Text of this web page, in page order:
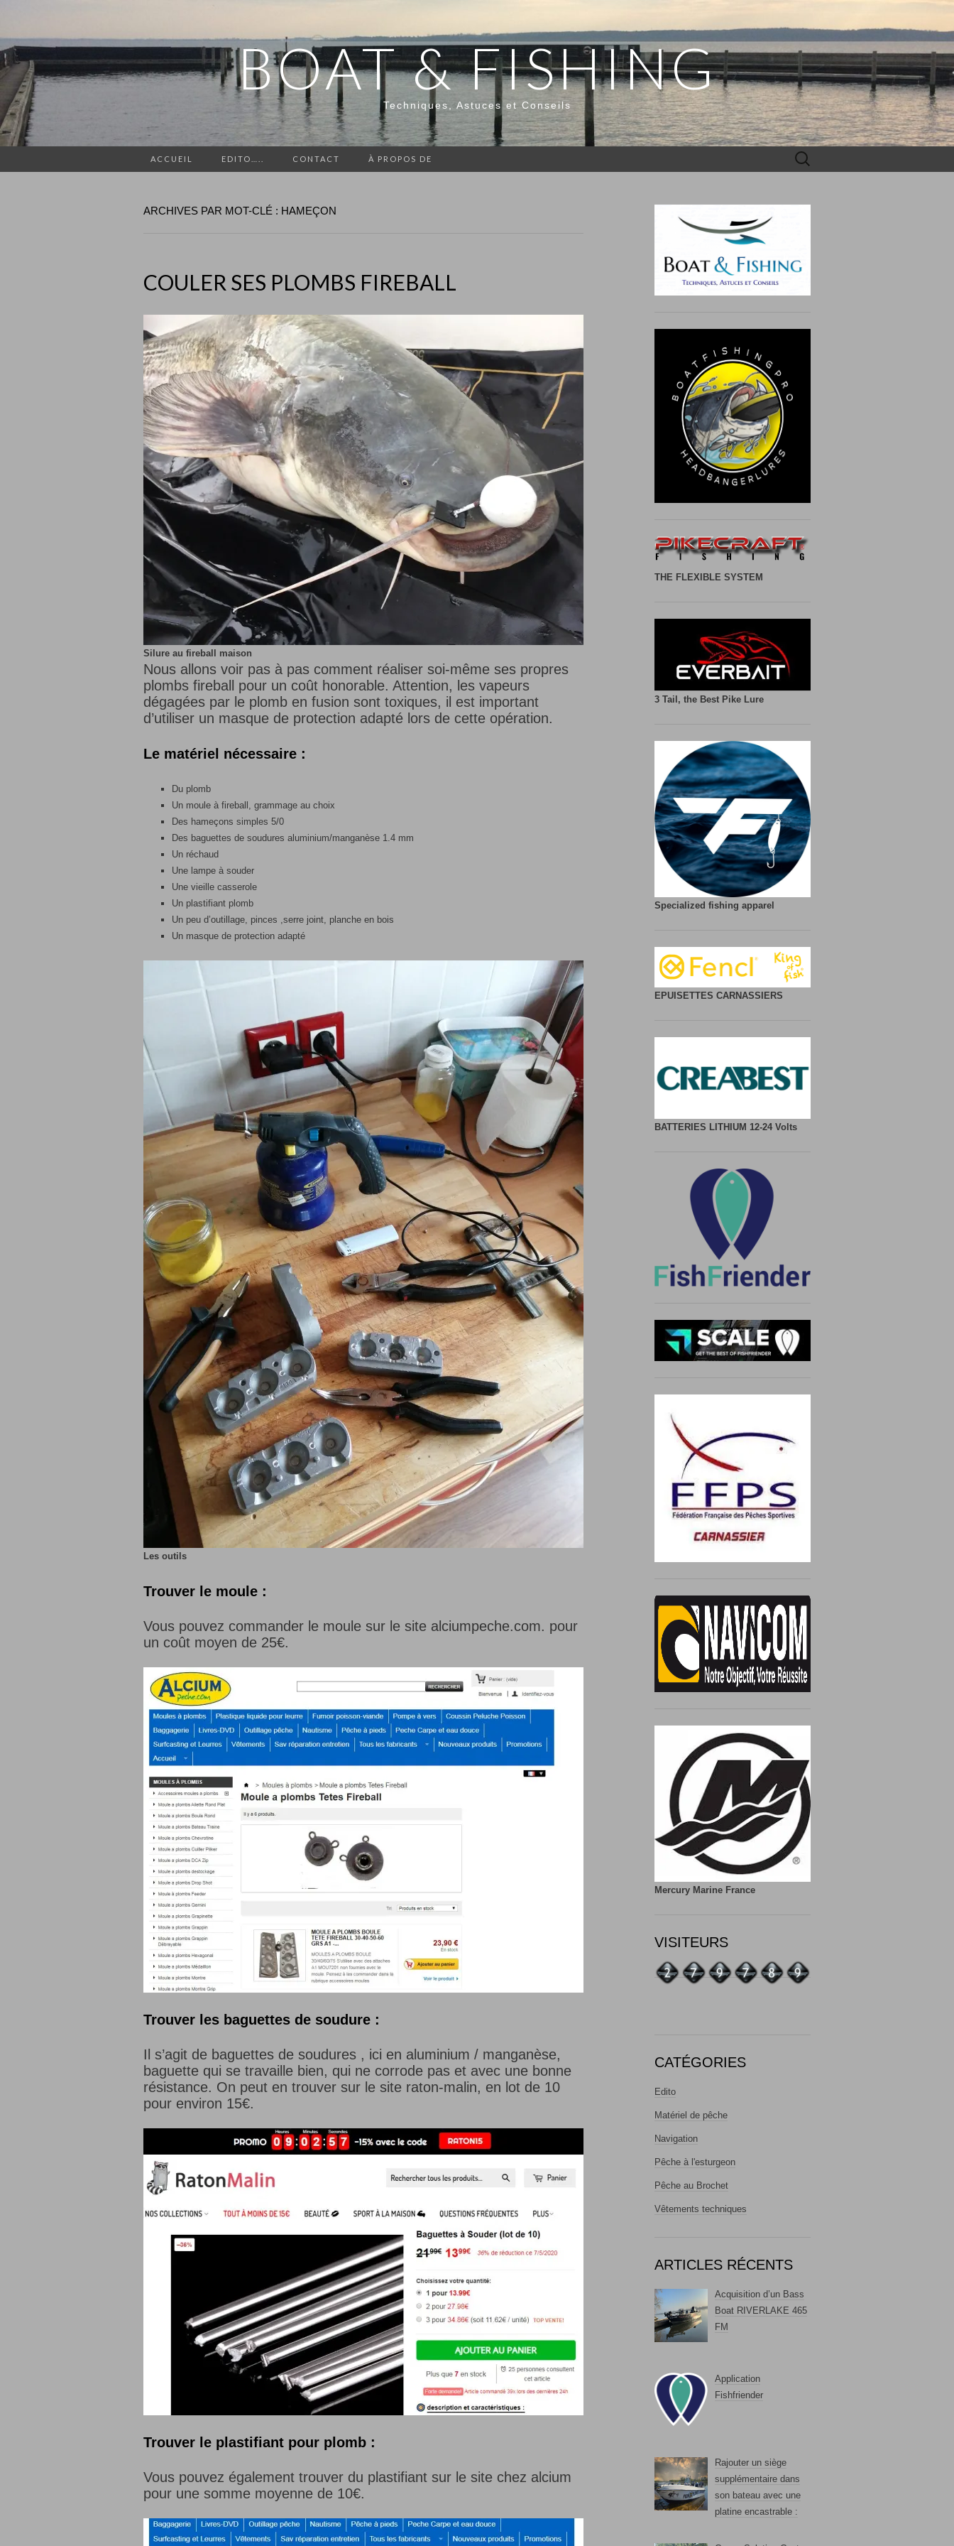
BOAT & FISHING
Techniques, Astuces et Conseils
ACCUEIL EDITO….. CONTACT À PROPOS DE Rechercher :
ARCHIVES PAR MOT-CLÉ : HAMEÇON
COULER SES PLOMBS FIREBALL
Silure au fireball maison
Nous allons voir pas à pas comment réaliser soi-même ses propres
plombs fireball pour un coût honorable. Attention, les vapeurs
dégagées par le plomb en fusion sont toxiques, il est important
d’utiliser un masque de protection adapté lors de cette opération.
Le matériel nécessaire :
Du plomb
Un moule à fireball, grammage au choix
Des hameçons simples 5/0
Des baguettes de soudures aluminium/manganèse 1.4 mm
Un réchaud
Une lampe à souder
Une vieille casserole
Un plastifiant plomb
Un peu d’outillage, pinces ,serre joint, planche en bois
Un masque de protection adapté
Les outils
Trouver le moule :
Vous pouvez commander le moule sur le site alciumpeche.com. pour
un coût moyen de 25€.
Trouver les baguettes de soudure :
Il s’agit de baguettes de soudures , ici en aluminium / manganèse,
baguette qui se travaille bien, qui ne corrode pas et avec une bonne
résistance. On peut en trouver sur le site raton-malin, en lot de 10
pour environ 15€.
Trouver le plastifiant pour plomb :
Vous pouvez également trouver du plastifiant sur le site chez alcium
pour une somme moyenne de 10€.
THE FLEXIBLE SYSTEM
3 Tail, the Best Pike Lure
Specialized fishing apparel
EPUISETTES CARNASSIERS
BATTERIES LITHIUM 12-24 Volts
Mercury Marine France
VISITEURS
CATÉGORIES
Edito
Matériel de pêche
Navigation
Pêche à l'esturgeon
Pêche au Brochet
Vêtements techniques
ARTICLES RÉCENTS
Acquisition d’un Bass
Boat RIVERLAKE 465
FM
Application
Fishfriender
Rajouter un siège
supplémentaire dans
son bateau avec une
platine encastrable :